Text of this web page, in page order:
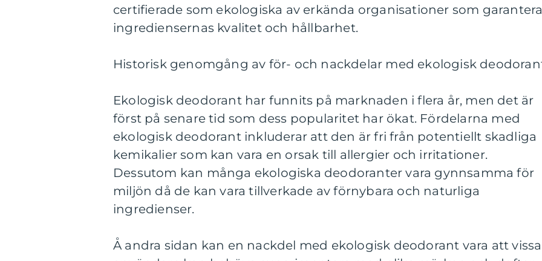
certifierade som ekologiska av erkända organisationer som
ingrediensernas kvalitet och hållbarhet.
Historisk genomgång av för- och nackdelar med ekologisk
Ekologisk deodorant har funnits på marknaden i flera år, men det är
först på senare tid som dess popularitet har ökat. Fördelarna med
ekologisk deodorant inkluderar att den är fri från potentiellt skadliga
kemikalier som kan vara en orsak till allergier och irritationer.
Dessutom kan många ekologiska deodoranter vara gynnsamma för
miljön då de kan vara tillverkade av förnybara och naturliga
ingredienser.
Å andra sidan kan en nackdel med ekologisk deodorant vara att vissa